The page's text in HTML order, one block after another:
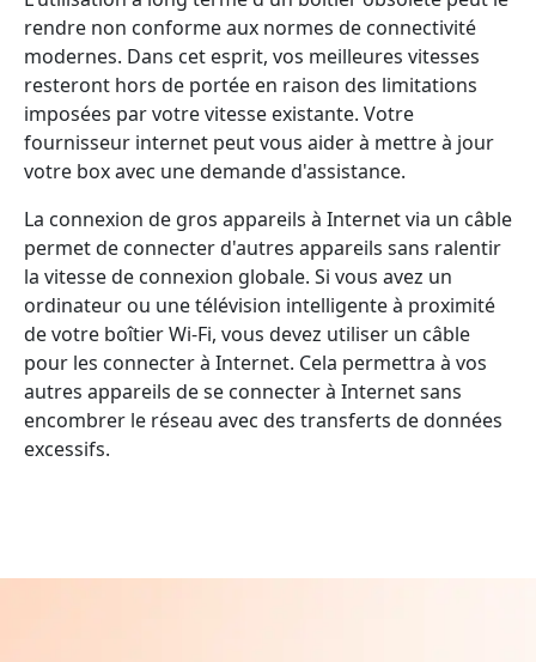
rendre non conforme aux normes de connectivité
modernes. Dans cet esprit, vos meilleures vitesses
resteront hors de portée en raison des limitations
imposées par votre vitesse existante. Votre
fournisseur internet peut vous aider à mettre à jour
votre box avec une demande d'assistance.
La connexion de gros appareils à Internet via un câble
permet de connecter d'autres appareils sans ralentir
la vitesse de connexion globale. Si vous avez un
ordinateur ou une télévision intelligente à proximité
de votre boîtier Wi-Fi, vous devez utiliser un câble
pour les connecter à Internet. Cela permettra à vos
autres appareils de se connecter à Internet sans
encombrer le réseau avec des transferts de données
excessifs.